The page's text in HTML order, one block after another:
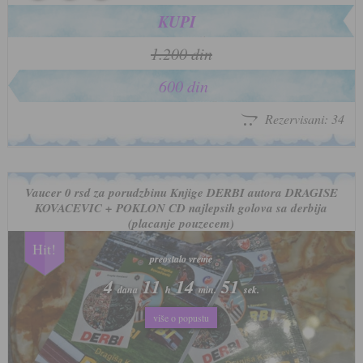
KUPI
1.200 din
600 din
Rezervisani: 34
Vaucer 0 rsd za porudzbinu Knjige DERBI autora DRAGISE
KOVACEVIC + POKLON CD najlepsih golova sa derbija
(placanje pouzecem)
Hit!
preostalo vreme
4dana 11h 14min. 47sek.
više o popustu
preostalo vreme
4dana 11h 14min. 47sek.
više o popustu